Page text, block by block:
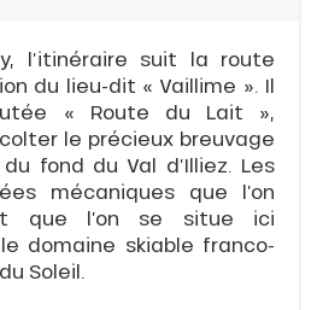
l’itinéraire suit la route
du lieu-dit « Vaillime ». Il
« Route du Lait »,
le précieux breuvage
fond du Val d’Illiez. Les
mécaniques que l’on
que l’on se situe ici
domaine skiable franco-
Soleil.